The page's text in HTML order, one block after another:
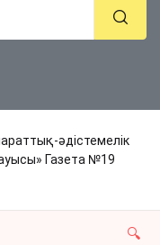
әдістемелік
Газета №19
🔍